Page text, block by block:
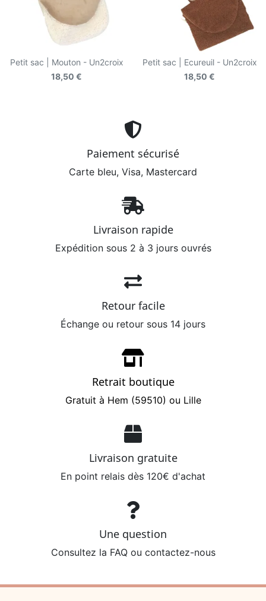
Petit sac | Mouton - Un2croix
18,50 €
Petit sac | Ecureuil - Un2croix
18,50 €
Paiement sécurisé
Carte bleu, Visa, Mastercard
Livraison rapide
Expédition sous 2 à 3 jours ouvrés
Retour facile
Échange ou retour sous 14 jours
Retrait boutique
Gratuit à Hem (59510) ou Lille
Livraison gratuite
En point relais dès 120€ d'achat
Une question
Consultez la FAQ ou contactez-nous